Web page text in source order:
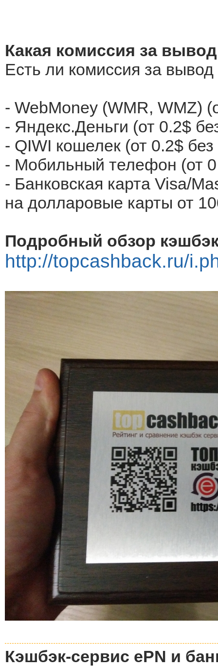
Какая комиссия за
Есть ли комиссия за
- WebMoney (WMR, WMZ)
- Яндекс.Деньги (от 0.2$
- QIWI кошелек (от 0.2$
- Мобильный телефон (от
- Банковская карта Visa/
на долларовые карты от
Подробный обзор
http://topcashback.ru/
Кэшбэк-сервис ePN и